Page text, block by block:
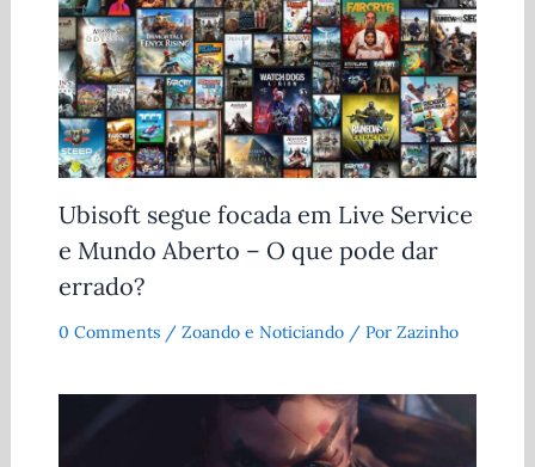
Ubisoft segue focada em Live Service
e Mundo Aberto – O que pode dar
errado?
0 Comments / Zoando e Noticiando/ Por Zazinho